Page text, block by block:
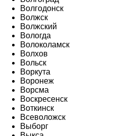
Волгодонск
Волжск
Волжский
Вологда
Волоколамск
Волхов
Вольск
Воркута
Воронеж
Ворсма
Воскресенск
Воткинск
Всеволожск
Выборг